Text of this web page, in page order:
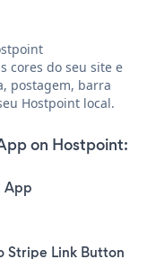
cores do seu site e
postagem, barra
Hostpoint local.
on Hostpoint:
App
Stripe Link Button